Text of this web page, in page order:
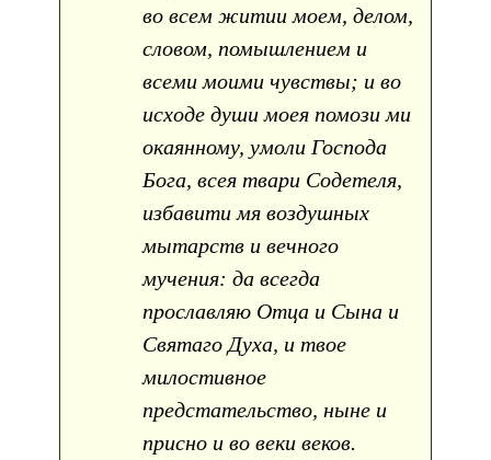
во всем житии моем, делом,
словом, помышлением и
всеми моими чувствы; и во
исходе души моея помози ми
окаянному, умоли Господа
Бога, всея твари Содетеля,
избавити мя воздушных
мытарств и вечного
мучения: да всегда
прославляю Отца и Сына и
Святаго Духа, и твое
милостивное
предстательство, ныне и
присно и во веки веков.